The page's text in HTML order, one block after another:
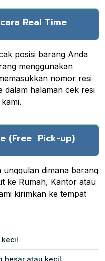
Real Time
posisi barang Anda
menggunakan
nomor resi
dalam halaman cek resi
(Free Pick-up)
dimana barang
ke Rumah, Kantor atau
kirimkan ke tempat
kecil
besar atau kecil